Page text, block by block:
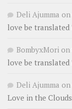
Deli Ajumma on
love be translated
BombyxMori on
love be translated
Deli Ajumma on
Love in the Clouds